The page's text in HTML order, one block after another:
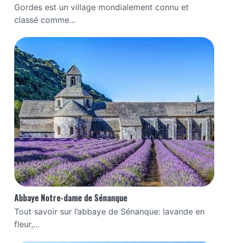
Gordes est un village mondialement connu et
classé comme...
Abbaye Notre-dame de Sénanque
Tout savoir sur l’abbaye de Sénanque: lavande en
fleur,...